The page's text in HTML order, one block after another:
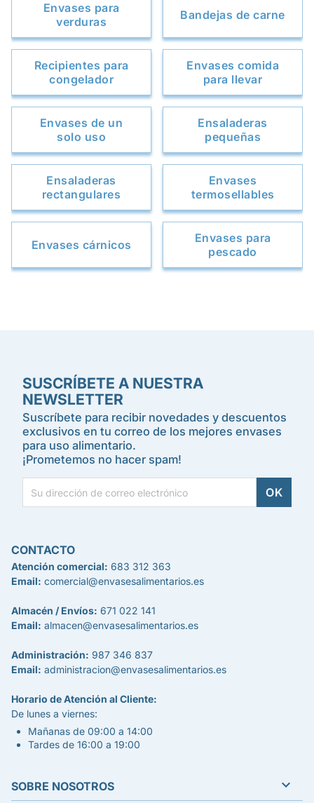
Envases para
verduras
Bandejas de carne
Recipientes para
congelador
Envases comida
para llevar
Envases de un
solo uso
Ensaladeras
pequeñas
Ensaladeras
rectangulares
Envases
termosellables
Envases cárnicos
Envases para
pescado
SUSCRÍBETE A NUESTRA
NEWSLETTER
Suscríbete para recibir novedades y descuentos
exclusivos en tu correo de los mejores envases
para uso alimentario.
¡Prometemos no hacer spam!
CONTACTO
Atención comercial: 683 312 363
Email: comercial@envasesalimentarios.es
Almacén / Envíos: 671 022 141
Email: almacen@envasesalimentarios.es
Administración: 987 346 837
Email: administracion@envasesalimentarios.es
Horario de Atención al Cliente:
De lunes a viernes:
Mañanas de 09:00 a 14:00
Tardes de 16:00 a 19:00
SOBRE NOSOTROS 